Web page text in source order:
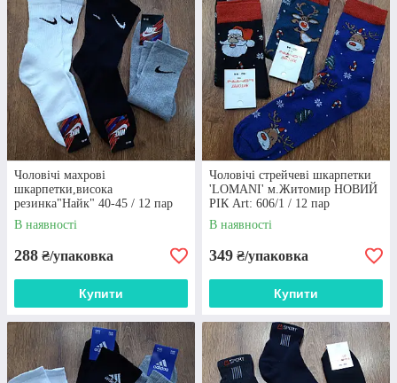
Чоловічі махрові
шкарпетки,висока
резинка"Найк" 40-45 / 12 пар
В наявності
288 ₴/упаковка
Купити
Чоловічі стрейчеві шкарпетки
'LOMANI' м.Житомир НОВИЙ
РІК Art: 606/1 / 12 пар
В наявності
349 ₴/упаковка
Купити